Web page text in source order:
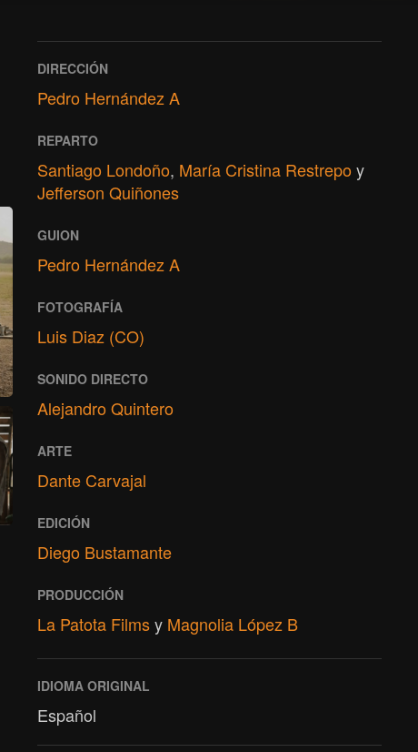
DIRECCIÓN
Pedro Hernández A
REPARTO
Santiago Londoño, María Cristina Restrepoy
Jefferson Quiñones
GUION
Pedro Hernández A
FOTOGRAFÍA
Luis Diaz (CO)
SONIDO DIRECTO
Alejandro Quintero
ARTE
Dante Carvajal
EDICIÓN
Diego Bustamante
PRODUCCIÓN
La Patota Filmsy Magnolia López B
IDIOMA ORIGINAL
Español